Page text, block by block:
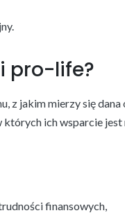
pro-life?
z jakim mierzy się dana
ich wsparcie
finansowych,